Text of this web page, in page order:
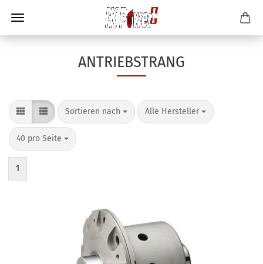
ANTRIEBSTRANG
Sortieren nach Alle Hersteller
40 pro Seite
1